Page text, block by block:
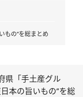
もの”を総まとめ
県「手土産グル
日本の旨いもの”を総